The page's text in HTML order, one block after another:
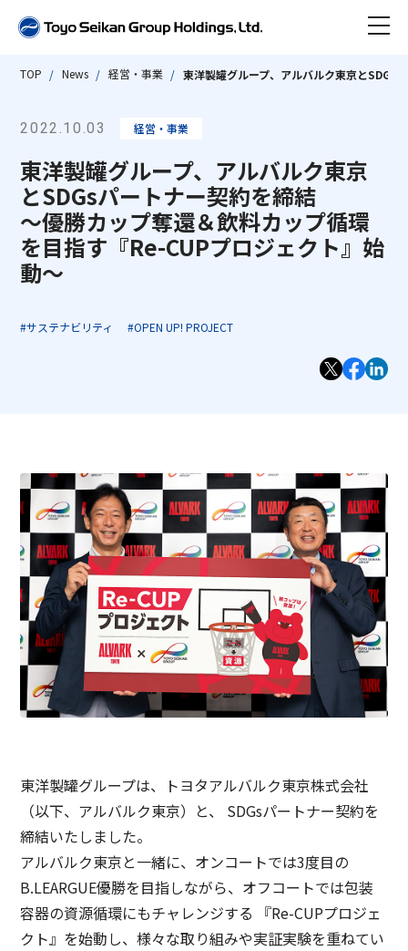
ニュース
東洋製罐グループとは
数字で見る東洋製罐グループ
東洋製罐グループ早わかり
ビジネス トピックス
会社情報
会社情報 TOP
DX
東洋製罐グループの企業理念体系
事業紹介
グループストラクチャー・ビジネスモデル
技術・開発
品質保証体制
製品・サービスの受賞実績
容器包装のユニバーサルデザイン
東洋製罐グループのマテリアリティ（重要課題）
サステナブルな製品・サービス
「Open Up! Products & Services」
統合報告書
サステナビリティ関連データ・第三者保証
サステナブルファイナンス
Social
Governance
IRニュース
経営方針
IRライブラリー
株式関連情報
IRカレンダー
ニュースメール配信登録
コーポレート・ガバナンス
コーポレート・ガバナンス報告書
お問い合わせ
English
TOP News 経営・事業 東洋製罐グループ、アルバルク東京とSDGs
2022.10.03 経営・事業
東洋製罐グループ、アルバルク東京
とSDGsパートナー契約を締結
～優勝カップ奪還＆飲料カップ循環
を目指す『Re-CUPプロジェクト』始
動～
#サステナビリティ #OPEN UP! PROJECT
東洋製罐グループは、トヨタアルバルク東京株式会社
（以下、アルバルク東京）と、 SDGsパートナー契約を
締結いたしました。
アルバルク東京と一緒に、オンコートでは3度目の
B.LEARGUE優勝を目指しながら、オフコートでは包装
容器の資源循環にもチャレンジする 『Re-CUPプロジェ
クト』を始動し、様々な取り組みや実証実験を重ねてい